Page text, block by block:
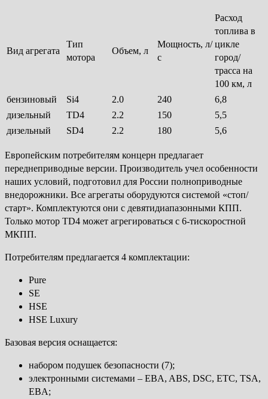
Вид агрегата
Тип
мотора
Объем, л
Мощность, л/
с
Расход
топлива в
цикле
город/
трасса на
100 км, л
бензиновый
Si4 2.0 240
6,8
дизельный
TD4 2.2 150
5,5
дизельный
SD4 2.2 180 5,6
Европейским потребителям концерн предлагает
переднеприводные версии. Производитель учел особенности
наших условий, подготовил для России полноприводные
внедорожники. Все агрегаты оборудуются системой «стоп/
старт». Комплектуются они с девятидиапазонными КПП.
Только мотор TD4 может агрегироваться с 6-тискоростной
МКПП.
Потребителям предлагается 4 комплектации:
Pure
SE
HSE
HSE Luxury
Базовая версия оснащается:
набором подушек безопасности (7);
электронными системами – EBA, ABS, DSC, ETC, TSA,
EBA;